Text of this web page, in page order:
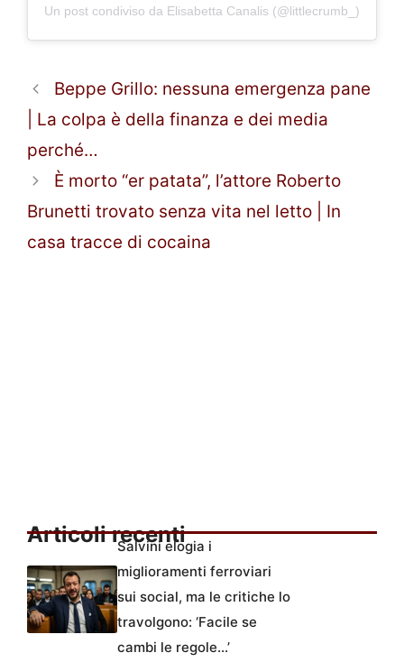
Un post condiviso da Elisabetta Canalis (@littlecrumb_)
Beppe Grillo: nessuna emergenza pane
| La colpa è della finanza e dei media
perché…
È morto “er patata”, l’attore Roberto
Brunetti trovato senza vita nel letto | In
casa tracce di cocaina
Articoli recenti
Salvini elogia i
miglioramenti ferroviari
sui social, ma le critiche lo
travolgono: ‘Facile se
cambi le regole…’